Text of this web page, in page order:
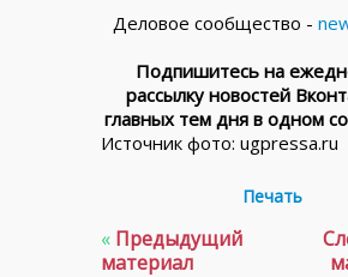
Деловое сообщество -
Подпишитесь на
рассылку новостей
главных тем дня в одном
Источник фото: ugpressa.ru
Печать
« Предыдущий
материал